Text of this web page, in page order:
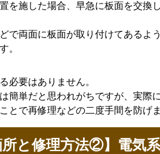
を施した場合、早急に板面を交換
で両面に板面が取り付けてあるよ
。
必要はありません。
簡単だと思われがちですが、実際
とで再修理などの二度手間を防げま
所と修理方法②】電気